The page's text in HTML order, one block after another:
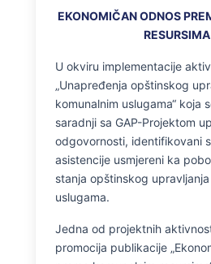
EKONOMIČAN ODNOS
RESURSIMA
U okviru implementacije
„Unapređenja opštinskog
komunalnim uslugama“ koja
saradnji sa GAP-Projektom
odgovornosti, identifikovani
asistencije usmjereni ka
stanja opštinskog
uslugama.
Jedna od projektnih
promocija publikacije